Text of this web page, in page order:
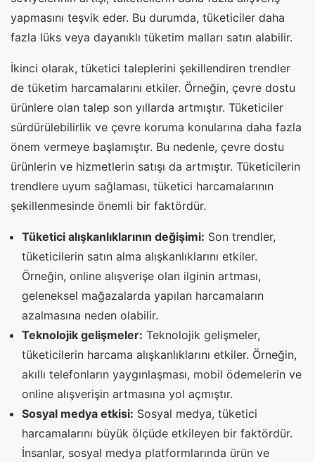
yapmasını teşvik eder. Bu durumda, tüketiciler daha
fazla lüks veya dayanıklı tüketim malları satın alabilir.
İkinci olarak, tüketici taleplerini şekillendiren trendler
de tüketim harcamalarını etkiler. Örneğin, çevre dostu
ürünlere olan talep son yıllarda artmıştır. Tüketiciler
sürdürülebilirlik ve çevre koruma konularına daha fazla
önem vermeye başlamıştır. Bu nedenle, çevre dostu
ürünlerin ve hizmetlerin satışı da artmıştır. Tüketicilerin
trendlere uyum sağlaması, tüketici harcamalarının
şekillenmesinde önemli bir faktördür.
Tüketici alışkanlıklarının değişimi: Son trendler,
tüketicilerin satın alma alışkanlıklarını etkiler.
Örneğin, online alışverişe olan ilginin artması,
geleneksel mağazalarda yapılan harcamaların
azalmasına neden olabilir.
Teknolojik gelişmeler: Teknolojik gelişmeler,
tüketicilerin harcama alışkanlıklarını etkiler. Örneğin,
akıllı telefonların yaygınlaşması, mobil ödemelerin ve
online alışverişin artmasına yol açmıştır.
Sosyal medya etkisi: Sosyal medya, tüketici
harcamalarını büyük ölçüde etkileyen bir faktördür.
İnsanlar, sosyal medya platformlarında ürün ve